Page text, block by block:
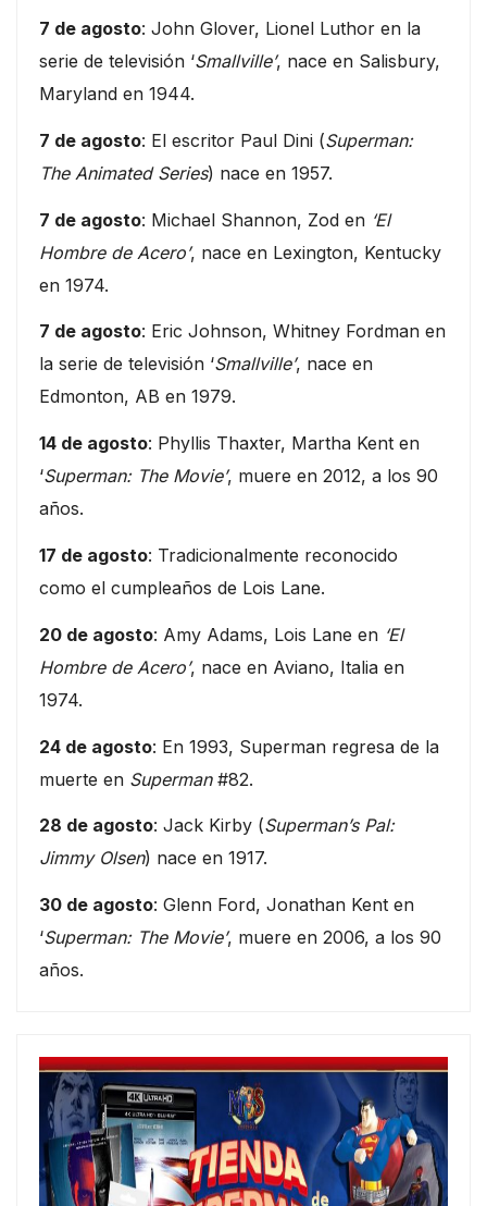
7 de agosto: John Glover, Lionel Luthor en la
serie de televisión ‘Smallville’, nace en Salisbury,
Maryland en 1944.
7 de agosto: El escritor Paul Dini (Superman:
The Animated Series) nace en 1957.
7 de agosto: Michael Shannon, Zod en ‘El
Hombre de Acero’, nace en Lexington, Kentucky
en 1974.
7 de agosto: Eric Johnson, Whitney Fordman en
la serie de televisión ‘Smallville’, nace en
Edmonton, AB en 1979.
14 de agosto: Phyllis Thaxter, Martha Kent en
‘Superman: The Movie’, muere en 2012, a los 90
años.
17 de agosto: Tradicionalmente reconocido
como el cumpleaños de Lois Lane.
20 de agosto: Amy Adams, Lois Lane en ‘El
Hombre de Acero’, nace en Aviano, Italia en
1974.
24 de agosto: En 1993, Superman regresa de la
muerte en Superman#82.
28 de agosto: Jack Kirby (Superman’s Pal:
Jimmy Olsen) nace en 1917.
30 de agosto: Glenn Ford, Jonathan Kent en
‘Superman: The Movie’, muere en 2006, a los 90
años.